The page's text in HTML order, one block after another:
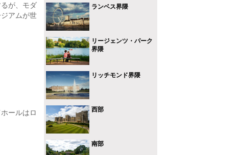
ランベス界隈
リージェンツ・パーク
界隈
リッチモンド界隈
西部
南部
が、モダ
アムが世
ールはロ